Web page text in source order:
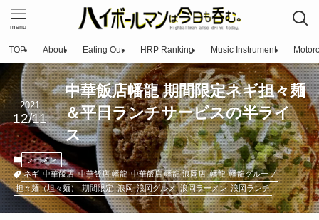
menu
TOP About Eating Out HRP Ranking Music Instrument
中華飯店幡龍 期間限定ネギ担々麺
＆平日ランチサービスの半ライ
ス
2021
12/11
ラーメン
ネギ 中華飯店 中華飯店 幡龍 中華飯店 幡龍 浪岡店 幡龍 幡龍グループ
担々麺（坦々麺） 期間限定 浪岡 浪岡グルメ 浪岡ラーメン 浪岡ランチ